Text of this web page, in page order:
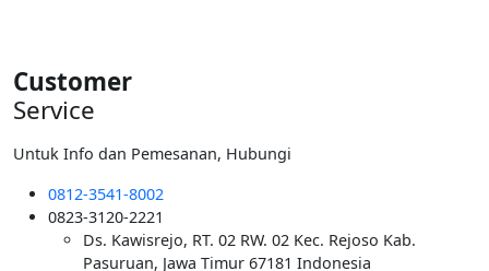
Customer
Service
Untuk Info dan Pemesanan, Hubungi
0812-3541-8002
0823-3120-2221
Ds. Kawisrejo, RT. 02 RW. 02 Kec. Rejoso Kab.
Pasuruan, Jawa Timur 67181 Indonesia